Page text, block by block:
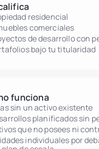
residencial
comerciales
de desarrollo con
bajo tu titularidad
funciona
sin un activo existente
planificados sin
que no posees ni
individuales por